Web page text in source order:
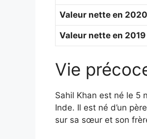
Valeur nette en 2020
Valeur nette en 2019
Vie
Sahil Khan est né le 5
Inde. Il est né d’un
sur sa sœur et son